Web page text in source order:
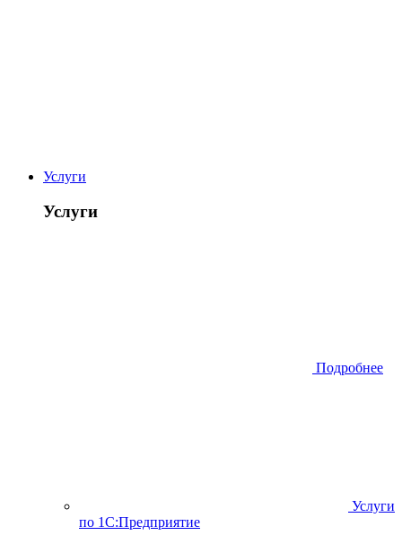
Услуги
Услуги
Подробнее
Услуги
по 1С:Предприятие